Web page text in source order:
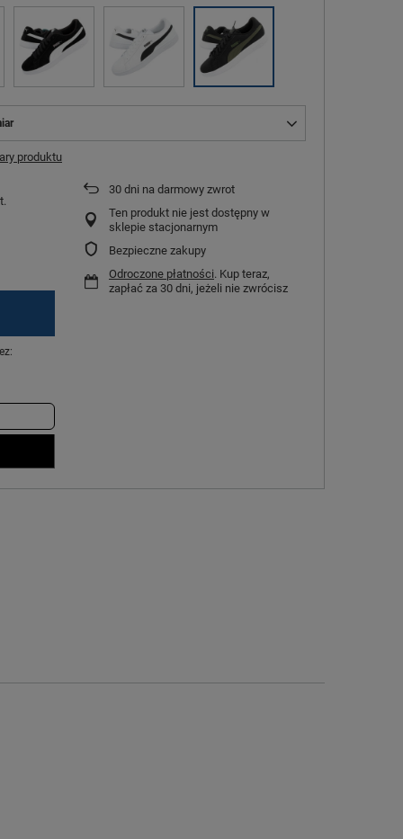
produktu
30 dni na darmowy zwrot
Ten produkt nie jest dostępny w
sklepie stacjonarnym
Bezpieczne zakupy
Odroczone płatności. Kup teraz,
zapłać za 30 dni, jeżeli nie zwrócisz